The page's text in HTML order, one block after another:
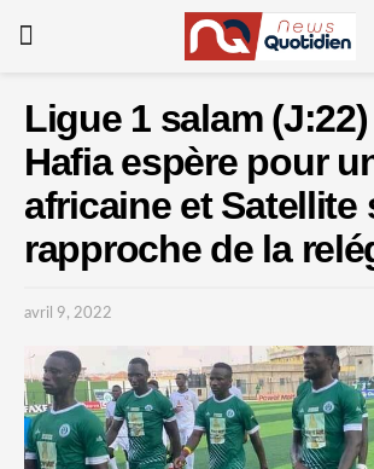
Ligue 1 salam
Hafia espère pour
africaine et Satellite
rapproche de la
avril 9, 2022